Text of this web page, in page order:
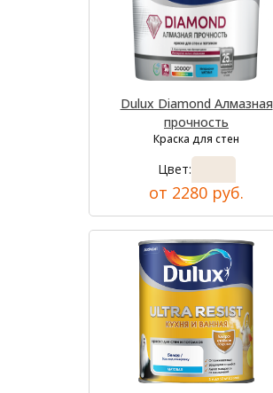
Dulux Diamond Алмазная
прочность
Краска для стен
Цвет:
от 2280 руб.